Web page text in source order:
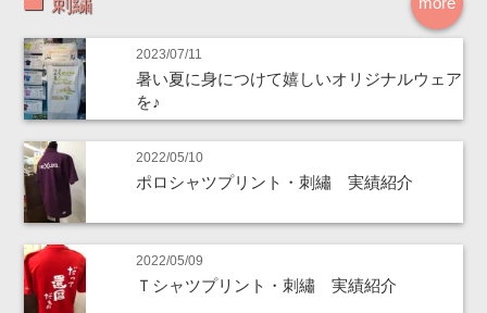
2023/07/11
暑い夏に身につけて嬉しいオリジナルウェア
を♪
2022/05/10
ポロシャツプリント・刺繡 実績紹介
2022/05/09
Ｔシャツプリント・刺繡 実績紹介